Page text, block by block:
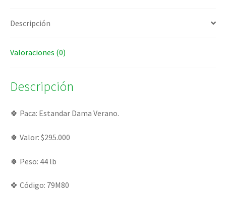
Descripción
Valoraciones (0)
Descripción
🍀 Paca: Estandar Dama Verano.
🍀 Valor: $295.000
🍀 Peso: 44 lb
🍀 Código: 79M80